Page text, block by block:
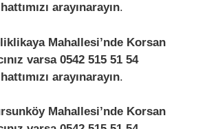
arayınarayın.
Mahallesi’nde Korsan
varsa 0542 515 51 54
arayınarayın.
Mahallesi’nde Korsan